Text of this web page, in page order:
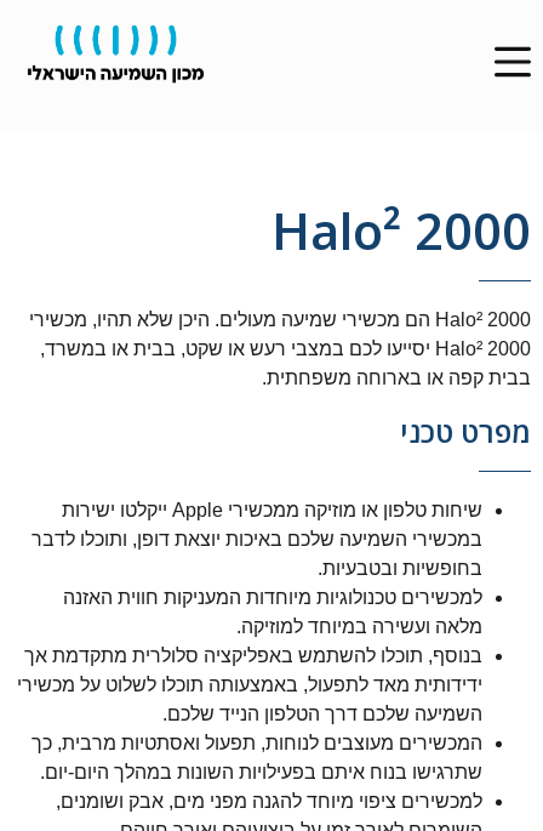
Halo² 2000
Halo² 2000 הם מכשירי שמיעה מעולים. היכן שלא תהיו, מכשירי
Halo² 2000 יסייעו לכם במצבי רעש או שקט, בבית או במשרד,
בבית קפה או בארוחה משפחתית.
מפרט טכני
שיחות טלפון או מוזיקה ממכשירי Apple ייקלטו ישירות
במכשירי השמיעה שלכם באיכות יוצאת דופן, ותוכלו לדבר
בחופשיות ובטבעיות.
למכשירים טכנולוגיות מיוחדות המעניקות חווית האזנה
מלאה ועשירה במיוחד למוזיקה.
בנוסף, תוכלו להשתמש באפליקציה סלולרית מתקדמת אך
ידידותית מאד לתפעול, באמצעותה תוכלו לשלוט על מכשירי
השמיעה שלכם דרך הטלפון הנייד שלכם.
המכשירים מעוצבים לנוחות, תפעול ואסתטיות מרבית, כך
שתרגישו בנוח איתם בפעילויות השונות במהלך היום-יום.
למכשירים ציפוי מיוחד להגנה מפני מים, אבק ושומנים,